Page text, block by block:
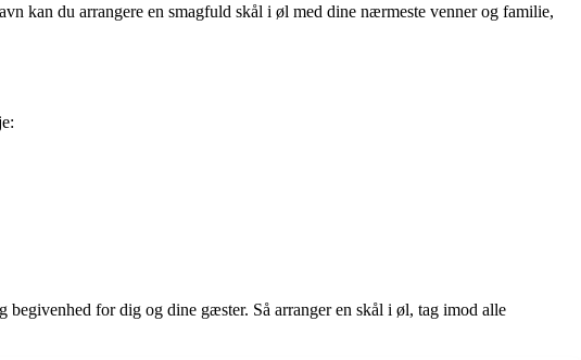
kan du arrangere en smagfuld skål i øl med dine nærmeste venner og familie,
for dig og dine gæster. Så arranger en skål i øl, tag imod alle